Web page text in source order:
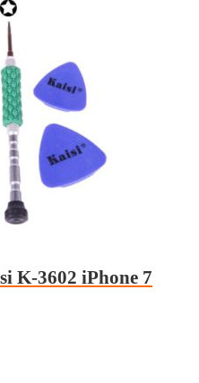
K-3602 iPhone 7